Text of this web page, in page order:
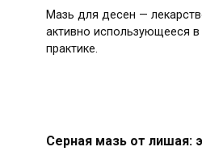
Мазь для десен —
активно использующееся
практике.
Серная мазь от лишая: